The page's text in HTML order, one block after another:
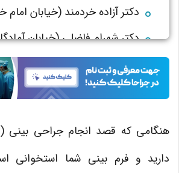
دکتر آزاده خردمند (خیابان امام
دکتر شهرام فاضلی (خیابان
دکتر امین قانعی (بزرگراه شهید
دکتر سهراب براتی (خیاباننظر
دارید و فرم بینی شما استخوانی